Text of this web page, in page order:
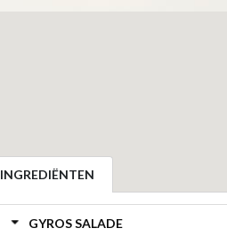
INGREDIËNTEN
GYROS SALADE